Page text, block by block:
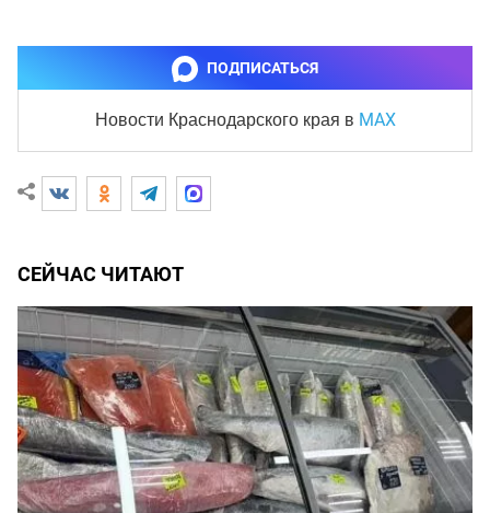
ПОДПИСАТЬСЯ
Новости Краснодарского края в MAX
СЕЙЧАС ЧИТАЮТ